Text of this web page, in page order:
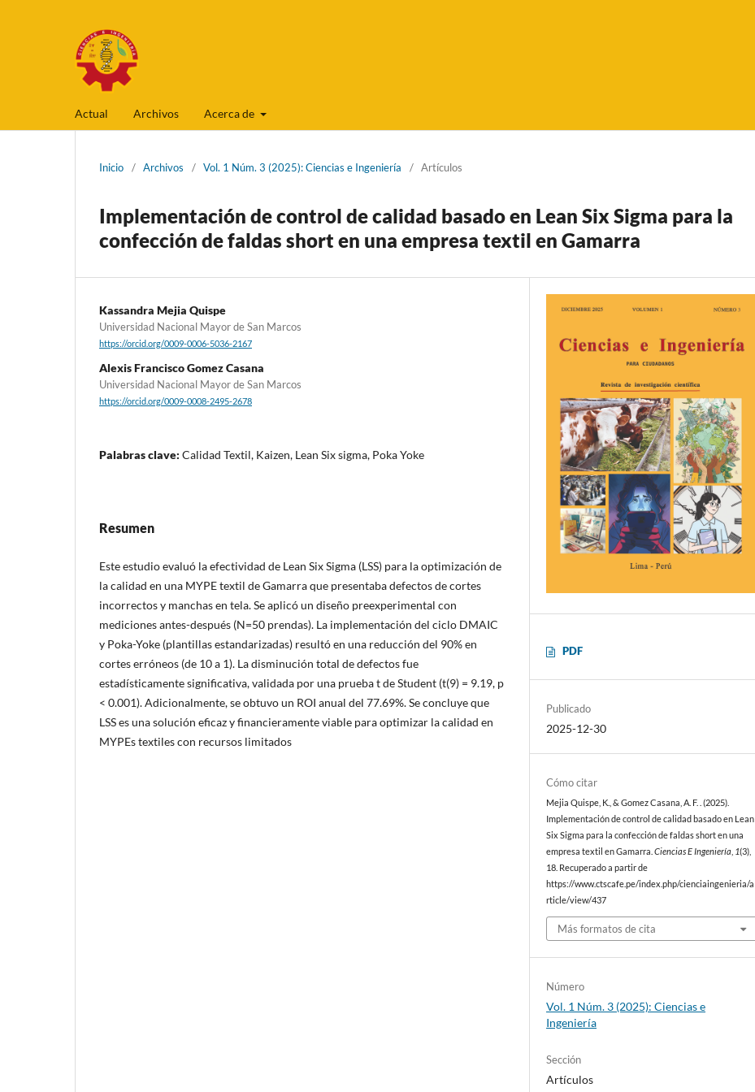
Actual Archivos Acerca de
Inicio / Archivos / Vol. 1 Núm. 3 (2025): Ciencias e Ingeniería / Artículos
Implementación de control de calidad basado en Lean Six Sigma para la
confección de faldas short en una empresa textil en Gamarra
Kassandra Mejia Quispe
Universidad Nacional Mayor de San Marcos
https://orcid.org/0009-0006-5036-2167
Alexis Francisco Gomez Casana
Universidad Nacional Mayor de San Marcos
https://orcid.org/0009-0008-2495-2678
Palabras clave: Calidad Textil, Kaizen, Lean Six sigma, Poka Yoke
Resumen
Este estudio evaluó la efectividad de Lean Six Sigma (LSS) para la optimización de
la calidad en una MYPE textil de Gamarra que presentaba defectos de cortes
incorrectos y manchas en tela. Se aplicó un diseño preexperimental con
mediciones antes-después (N=50 prendas). La implementación del ciclo DMAIC
y Poka-Yoke (plantillas estandarizadas) resultó en una reducción del 90% en
cortes erróneos (de 10 a 1). La disminución total de defectos fue
estadísticamente significativa, validada por una prueba t de Student (t(9) = 9.19, p
< 0.001). Adicionalmente, se obtuvo un ROI anual del 77.69%. Se concluye que
LSS es una solución eficaz y financieramente viable para optimizar la calidad en
MYPEs textiles con recursos limitados
PDF
Publicado
2025-12-30
Cómo citar
Mejia Quispe, K., & Gomez Casana, A. F. . (2025).
Implementación de control de calidad basado en Lean
Six Sigma para la confección de faldas short en una
empresa textil en Gamarra.Ciencias E Ingeniería 1(3),
18. Recuperado a partir de
https://www.ctscafe.pe/index.php/cienciaingenieria/a
rticle/view/437
Más formatos de cita
Número
Vol. 1 Núm. 3 (2025): Ciencias e
Ingeniería
Sección
Artículos